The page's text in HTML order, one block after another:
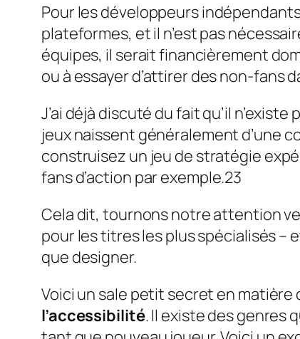
Pour les développeurs
plateformes, et il n’est pas
équipes, il serait financièrement
ou à essayer d’attirer des non-fans
J’ai déjà discuté du fait qu’il
jeux naissent généralement d’une
construisez un jeu de stratégie
fans d’action par exemple.23
Cela dit, tournons notre attention
pour les titres les plus spécialisés
que designer.
Voici un sale petit secret en matière
l’accessibilité. Il existe des genres